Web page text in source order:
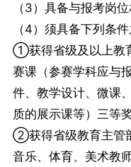
（3）具备与报考岗
（4）须具备下列条件
①获得省级及以上教
赛课（参赛学科应与
件、教学设计、微课
质的展示课等）三等
②获得省级教育主管
音乐、体育、美术教